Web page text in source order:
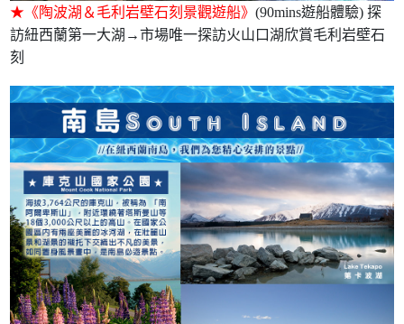
★《陶波湖＆毛利岩壁石刻景觀遊船》(90mins遊船體驗) 探
訪紐西蘭第一大湖→市場唯一探訪火山口湖欣賞毛利岩壁石
刻